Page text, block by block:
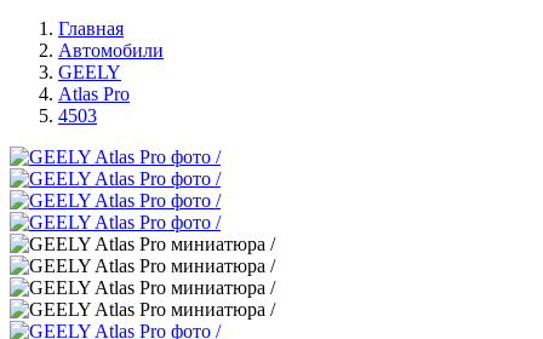
Главная
Автомобили
GEELY
Atlas Pro
4503